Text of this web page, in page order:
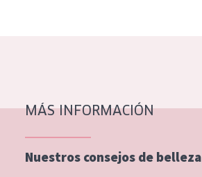
Piel normal y seca
Piel mixata o grasa
Piel madura
MÁS INFORMACIÓN
Nuestros consejos de belleza